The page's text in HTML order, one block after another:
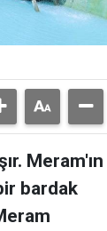
Meram'ın
bardak